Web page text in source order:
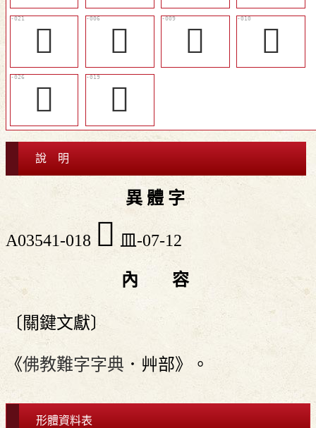
󵆉
󵅻 󵅾
󵅿
󵆍
󵆈
說 明
異 體 字
A03541-018 󵆇 皿-07-12
內 容
〔關鍵文獻〕
《佛教難字字典 ．艸部》。
形體資料表